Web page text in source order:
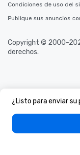
¿Listo para enviar su
Condiciones de uso del
Publique sus anuncios
Copyright © 2000-
derechos.